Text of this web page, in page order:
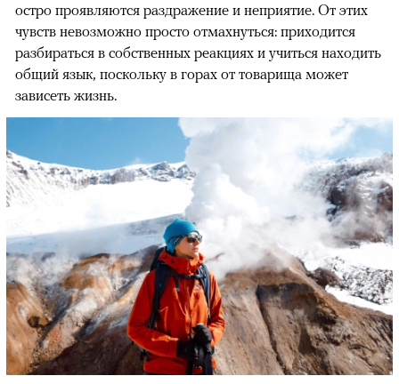
остро проявляются раздражение и неприятие. От этих
чувств невозможно просто отмахнуться: приходится
разбираться в собственных реакциях и учиться находить
общий язык, поскольку в горах от товарища может
зависеть жизнь.